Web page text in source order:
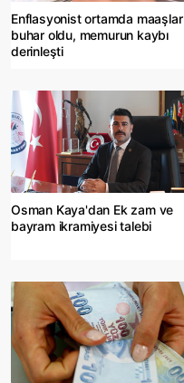
Enflasyonist ortamda maaşlar
buhar oldu, memurun kaybı
derinleşti
Osman Kaya'dan Ek zam ve
bayram ikramiyesi talebi